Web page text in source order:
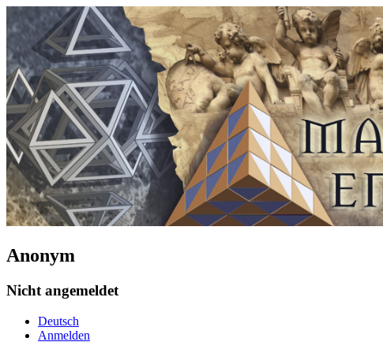
Anonym
Nicht angemeldet
Deutsch
Anmelden